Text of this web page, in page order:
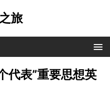
旅
代表”重要思想英